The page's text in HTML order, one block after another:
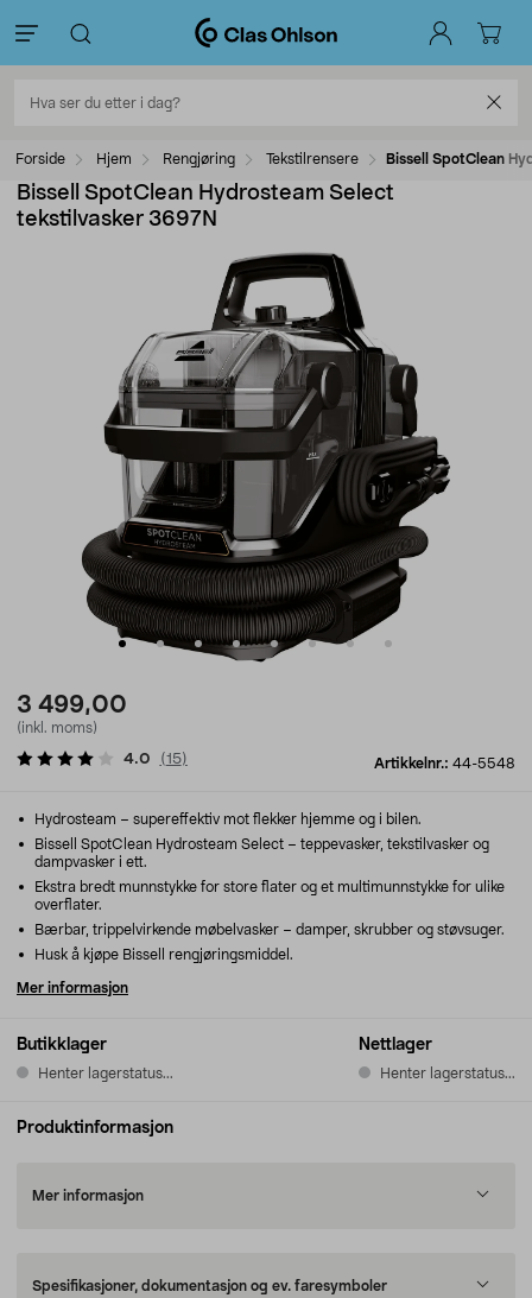
Forside Hjem Rengjøring Tekstilrensere Bissell SpotClean
Bissell SpotClean Hydrosteam Select
tekstilvasker 3697N
3 499,00
(inkl. moms)
Artikkelnr.: 44-5548
4.0 (15)
Butikklager
Henter lagerstatus...
Nettlager
Henter lagerstatus...
Hydrosteam – supereffektiv mot flekker hjemme og i bilen.
Bissell SpotClean Hydrosteam Select – teppevasker, tekstilvasker og
dampvasker i ett.
Ekstra bredt munnstykke for store flater og et multimunnstykke for ulike
overflater.
Bærbar, trippelvirkende møbelvasker – damper, skrubber og støvsuger.
Husk å kjøpe Bissell rengjøringsmiddel.
Mer informasjon
Produktinformasjon
Mer informasjon
Spesifikasjoner, dokumentasjon og ev. faresymboler